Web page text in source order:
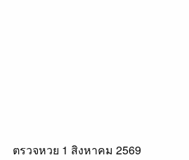
ตรวจหวย 1 สิงหาคม 2569